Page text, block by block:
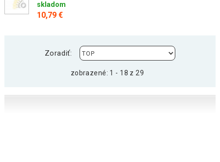
skladom
10,79 €
Zoradiť:
zobrazené: 1 - 18 z 29